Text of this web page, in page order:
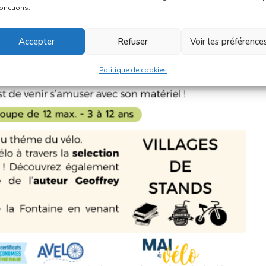
Accepter Refuser Voir les
Politique de cookies